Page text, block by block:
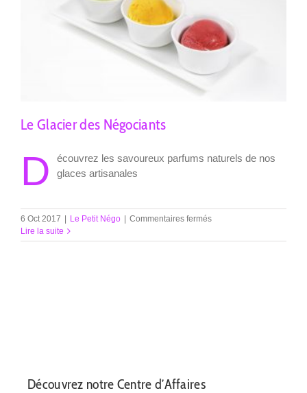
Le Glacier des Négociants
D
écouvrez les savoureux parfums naturels de nos
glaces artisanales
6 Oct 2017 | Le Petit Négo | Commentaires ferméssur
Glacier
Lire la suite
Découvrez notre Centre d’Affaires